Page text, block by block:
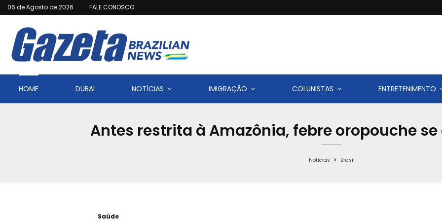
06 de Agosto de 2026 FALE CONOSCO
HOME DUBAI NOTÍCIAS IMIGRAÇÃO COLUNISTAS ENTRETENIMENTO
Antes restrita à Amazônia, febre oropouche
Notícias Brasil
Saúde